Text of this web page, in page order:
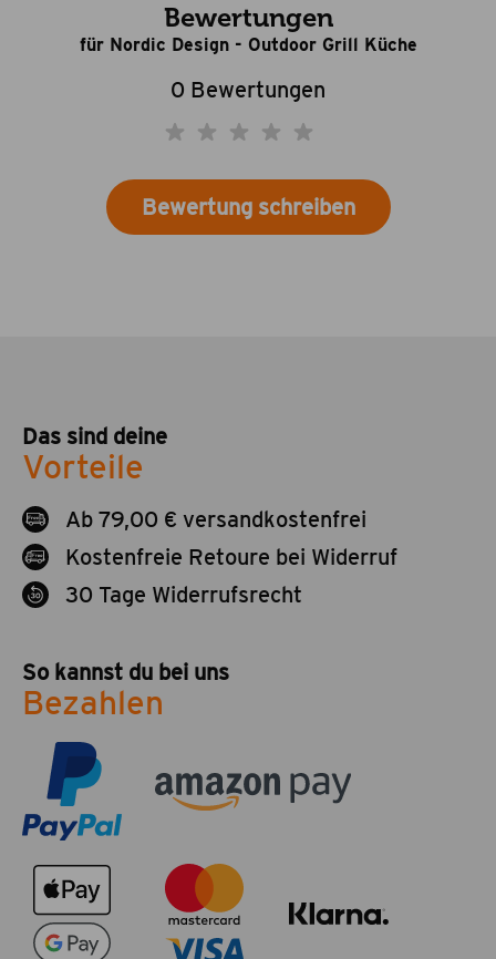
Bewertungen
für Nordic Design - Outdoor Grill Küche
0 Bewertungen
Bewertung schreiben
Das sind deine
Vorteile
Ab 79,00 € versandkostenfrei
Kostenfreie Retoure bei Widerruf
30 Tage Widerrufsrecht
So kannst du bei uns
Bezahlen